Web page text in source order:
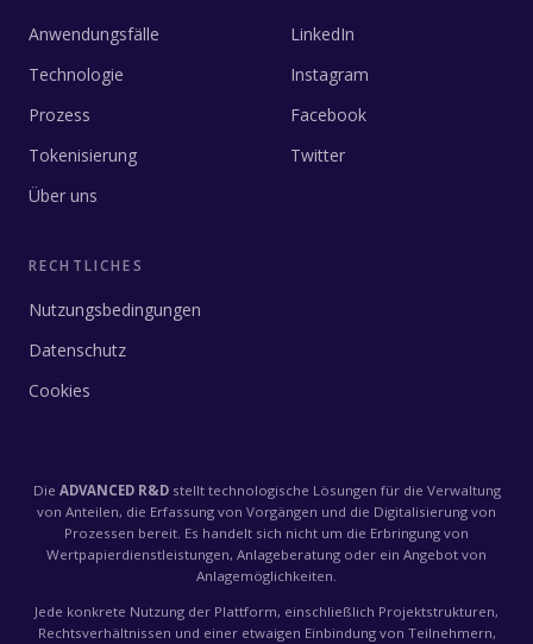
Anwendungsfälle
Technologie
Prozess
Tokenisierung
Über uns
LinkedIn
Instagram
Facebook
Twitter
RECHTLICHES
Nutzungsbedingungen
Datenschutz
Cookies
Die ADVANCED R&Dstellt technologische Lösungen für die Verwaltung
von Anteilen, die Erfassung von Vorgängen und die Digitalisierung von
Prozessen bereit. Es handelt sich nicht um die Erbringung von
Wertpapierdienstleistungen, Anlageberatung oder ein Angebot von
Anlagemöglichkeiten.
Jede konkrete Nutzung der Plattform, einschließlich Projektstrukturen,
Rechtsverhältnissen und einer etwaigen Einbindung von Teilnehmern,